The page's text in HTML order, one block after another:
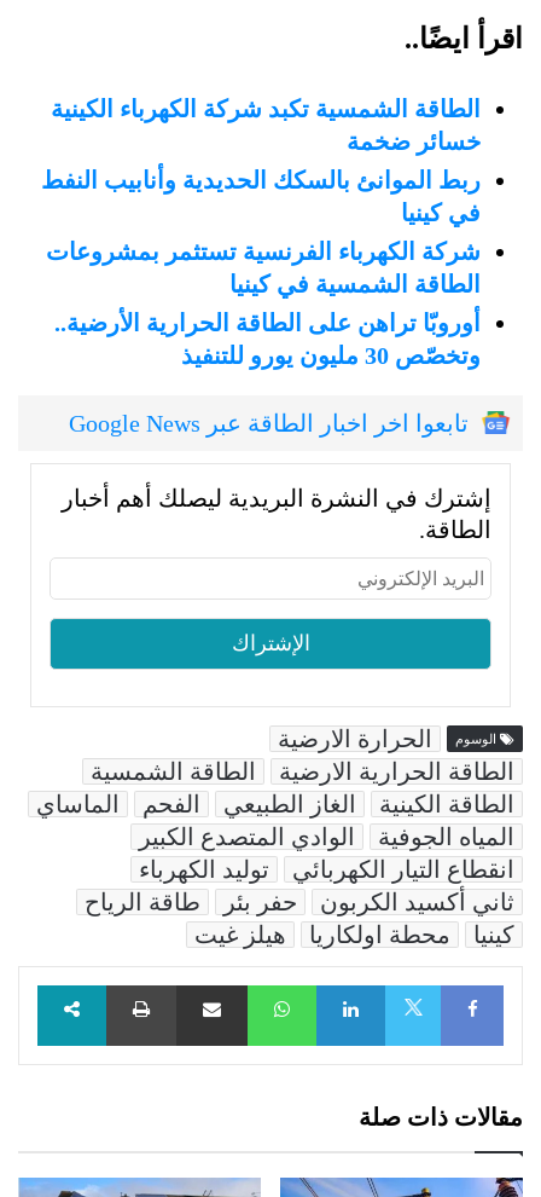
اقرأ ايضًا..
الطاقة الشمسية تكبد شركة الكهرباء الكينية
خسائر ضخمة
ربط الموانئ بالسكك الحديدية وأنابيب النفط
في كينيا
شركة الكهرباء الفرنسية تستثمر بمشروعات
الطاقة الشمسية في كينيا
أوروبّا تراهن على الطاقة الحرارية الأرضية..
وتخصّص 30 مليون يورو للتنفيذ
تابعوا اخر اخبار الطاقة عبر Google News
إشترك في النشرة البريدية ليصلك أهم أخبار
الطاقة.
الوسوم
الحرارة الارضية
الطاقة الحرارية الارضية
الطاقة الشمسية
الطاقة الكينية
الغاز الطبيعي الفحم
الماساي
المياه الجوفية
الوادي المتصدع الكبير
انقطاع التيار الكهربائي
توليد الكهرباء
ثاني أكسيد الكربون
حفر بئر
طاقة الرياح
كينيا
محطة اولكاريا هيلز غيت
Facebook
LinkedIn
WhatsAppمشاركة عبر البريد طباعة
مقالات ذات صلة